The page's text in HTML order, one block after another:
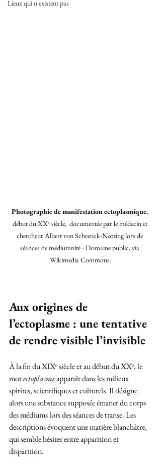
Lieux qui n'existent pas
Photographie de manifestation ectoplasmique,
début du XXᵉ siècle,  documentée par le médecin et
chercheur Albert von Schrenck-Notzing lors de
séances de médiumnité - Domaine public, via
Wikimedia Commons.
Aux origines de
l’ectoplasme : une tentative
de rendre visible l’invisible
À la fin du XIXᵉ siècle et au début du XXᵉ, le
mot ectoplasme apparaît dans les milieux
spirites, scientifiques et culturels. Il désigne
alors une substance supposée émaner du corps
des médiums lors des séances de transe. Les
descriptions évoquent une matière blanchâtre,
qui semble hésiter entre apparition et
disparition.